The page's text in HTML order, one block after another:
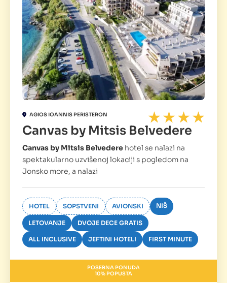
AGIOS IOANNIS PERISTERON
Canvas by Mitsis Belvedere
Canvas by Mitsis Belvedere hotel se nalazi na
spektakularno uzvišenoj lokaciji s pogledom na
Jonsko more, a nalazi
HOTEL SOPSTVENI AVIONSKI NIŠ
LETOVANJE DVOJE DECE GRATIS
ALL INCLUSIVE JEFTINI HOTELI FIRST MINUTE
POSEBNA PONUDA
10% POPUSTA